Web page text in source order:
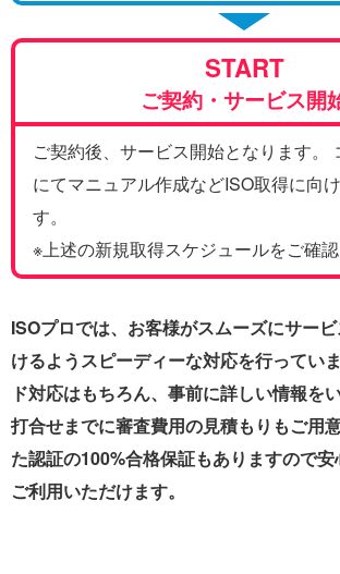
START
ご契約・サービス開
ご契約後、サービス開始となります。
にてマニュアル作成などISO取得に向
す。
※上述の新規取得スケジュールをご確認
ISOプロでは、お客様がスムーズにサー
けるようスピーディーな対応を行ってい
ド対応はもちろん、事前に詳しい情報を
打合せまでに審査費用の見積もりもご用
た認証の100%合格保証もありますので
ご利用いただけます。